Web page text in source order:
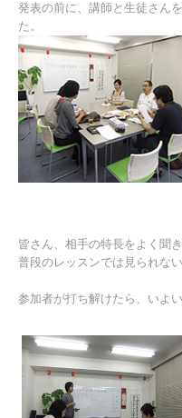
発表の前に、講師と生徒さんを
た。
皆さん、相手の特長をよく聞
普段のレッスンでは見られな
参加者が打ち解けたら、いよ